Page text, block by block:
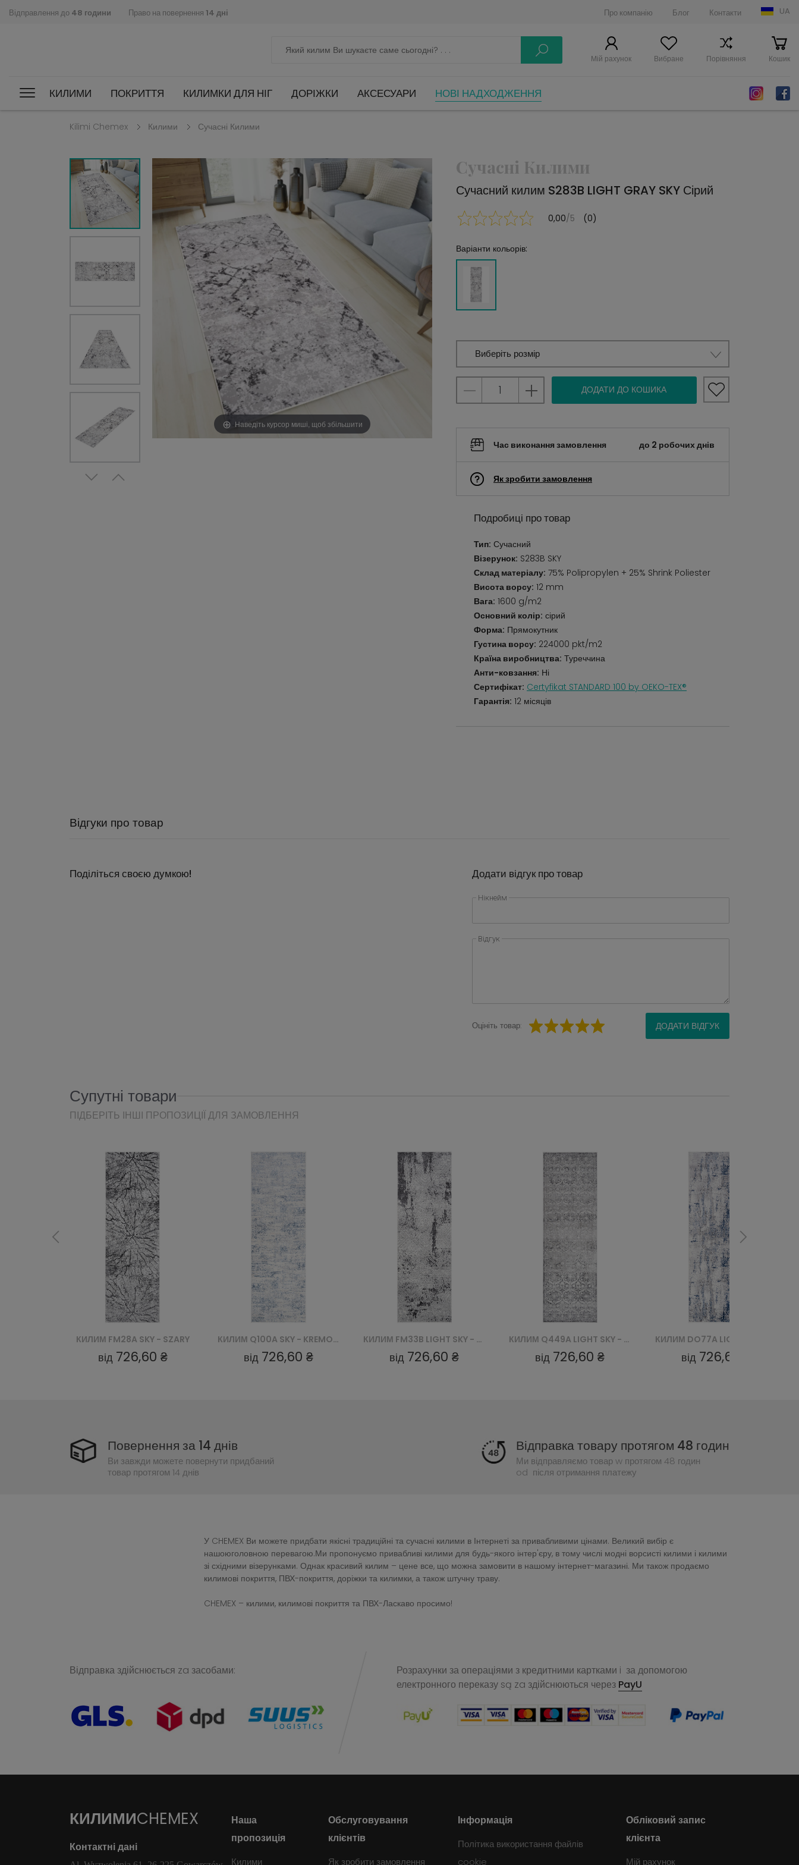
Відправлення до 48 години Право на повернення 14 дні Про компанію Блог Контакти UA
Мій рахунок Вибране Порівняння Кошик
КИЛИМИ ПОКРИТТЯ КИЛИМКИ ДЛЯ НІГ ДОРІЖКИ АКСЕСУАРИ НОВІ НАДХОДЖЕННЯ
Kilimi Chemex Килими Сучасні Килими
Наведіть курсор миші, щоб збільшити
Сучасні Килими
Сучасний килим S283B LIGHT GRAY SKY Сірий
0,00/5 (0)
Варіанти кольорів:
Виберіть розмір
ДОДАТИ ДО КОШИКА
Час виконання замовлення до 2 робочих днів
Як зробити замовлення
Подробиці про товар
Тип: Сучасний
Візерунок: S283B SKY
Склад матеріалу: 75% Polipropylen + 25% Shrink Poliester
Висота ворсу: 12 mm
Вага: 1600 g/m2
Основний колір: сірий
Форма: Прямокутник
Густина ворсу: 224000 pkt/m2
Країна виробництва: Туреччина
Анти-ковзання: Ні
Сертифікат: Certyfikat STANDARD 100 by OEKO-TEX®
Гарантія: 12 місяців
Відгуки про товар
Поділіться своєю думкою! Додати відгук про товар
Нікнейм
Відгук
Оцініть товар: ДОДАТИ ВІДГУК
Супутні товари
ПІДБЕРІТЬ ІНШІ ПРОПОЗИЦІЇ ДЛЯ ЗАМОВЛЕННЯ
КИЛИМ Q100A SKY - KREMOWY
від 726,60 ₴
КИЛИМ FM33B LIGHT SKY - SZARY
від 726,60 ₴
КИЛИМ Q449A LIGHT SKY - SZARY
від 726,60 ₴
КИЛИМ DO77A LIGHT SKY - SZARY
від 726,60 ₴ від 726,60 ₴
Повернення за 14 днів
Ви завжди можете повернути придбаний
товар протягом 14 днів
Відправка товару протягом 48 годин
Ми відправляємо товар w протягом 48 годин
od після отримання платежу
У CHEMEX Ви можете придбати якісні традиційні та сучасні килими в Інтернеті за привабливими цінами. Великий вибір є
нашоюголовною перевагою.Ми пропонуємо привабливі килими для будь-якого інтер'єру, в тому числі модні ворсисті килими і килими
зі східними візерунками. Однак красивий килим – цене все, що можна замовити в нашому інтернет-магазині. Ми також продаємо
килимові покриття, ПВХ-покриття, доріжки та килимки, а також штучну траву.
CHEMEX – килими, килимові покриття та ПВХ-Ласкаво просимо!
Відправка здійснюється za засобами:
Розрахунки за операціями з кредитними картками i за допомогою
електронного переказу są za здійснюються через PayU
КИЛИМИCHEMEX
Контактні дані
Наша
пропозиція
Килими
Обслуговування
клієнтів
Як зробити замовлення
Інформація
Політика використання файлів
cookie
Обліковий запис
клієнта
Мій рахунок